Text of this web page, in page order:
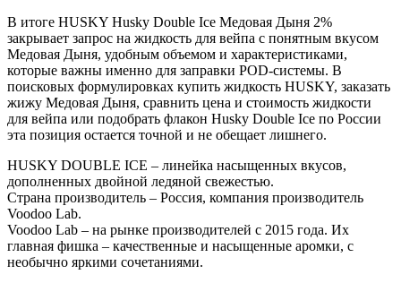
В итоге HUSKY Husky Double Ice Медовая Дыня 2%
закрывает запрос на жидкость для вейпа с понятным вкусом
Медовая Дыня, удобным объемом и характеристиками,
которые важны именно для заправки POD-системы. В
поисковых формулировках купить жидкость HUSKY, заказать
жижу Медовая Дыня, сравнить цена и стоимость жидкости
для вейпа или подобрать флакон Husky Double Ice по России
эта позиция остается точной и не обещает лишнего.
HUSKY DOUBLE ICE – линейка насыщенных вкусов,
дополненных двойной ледяной свежестью.
Страна производитель – Россия, компания производитель
Voodoo Lab.
Voodoo Lab – на рынке производителей с 2015 года. Их
главная фишка – качественные и насыщенные аромки, с
необычно яркими сочетаниями.